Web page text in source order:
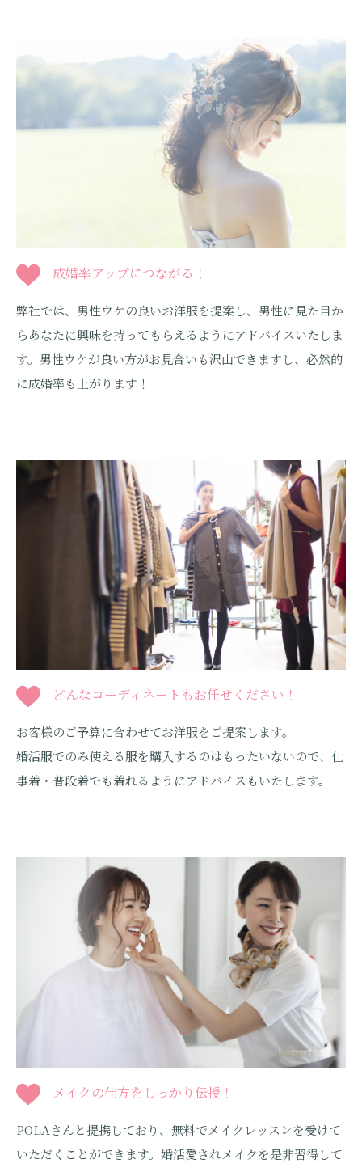
成婚率アップにつながる！
弊社では、男性ウケの良いお洋服を提案し、男性に見た目か
らあなたに興味を持ってもらえるようにアドバイスいたしま
す。男性ウケが良い方がお見合いも沢山できますし、必然的
に成婚率も上がります！
どんなコーディネートもお任せください！
お客様のご予算に合わせてお洋服をご提案します。
婚活服でのみ使える服を購入するのはもったいないので、仕
事着・普段着でも着れるようにアドバイスもいたします。
メイクの仕方をしっかり伝授！
POLAさんと提携しており、無料でメイクレッスンを受けて
いただくことができます。婚活愛されメイクを是非習得して